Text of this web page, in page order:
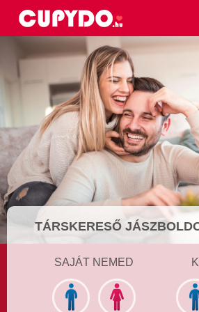
TÁRSKERESŐ
SAJÁT NEMED